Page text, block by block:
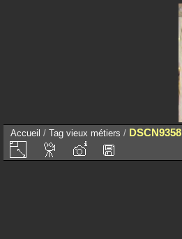
Accueil / Tag vieux métiers / DSCN9358